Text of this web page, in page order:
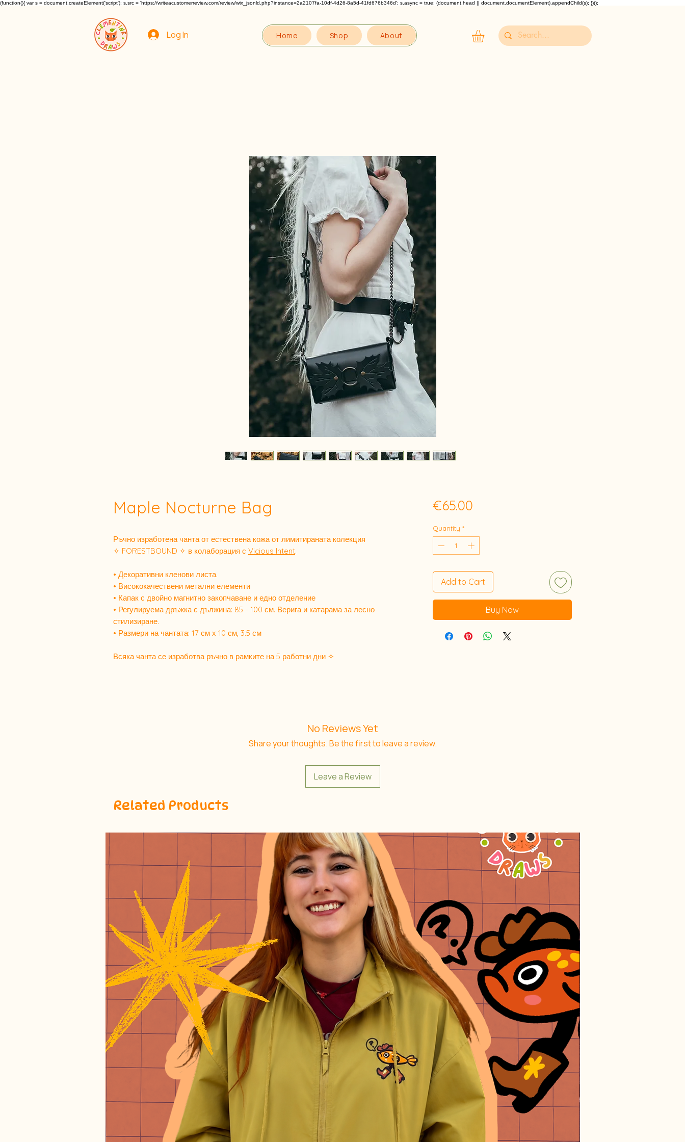
(function(){ var s = document.createElement('script'); s.src = 'https://writeacustomerreview.com/review/wix_jsonld.php?instance=2a2107fa-10df-4d26-8a5d-41fd676b346d'; s.async = true; (document.head || document.documentElement).appendChild(s); })();
Log In Home Shop About
Maple Nocturne Bag
Ръчно изработена чанта от естествена кожа от лимитираната колекция
✧ FORESTBOUND ✧ в колаборация с Vicious Intent.
• Декоративни кленови листа.
• Висококачествени метални елементи
• Капак с двойно магнитно закопчаване и едно отделение
• Регулируема дръжка с дължина: 85 - 100 см. Верига и катарама за лесно
стилизиране.
• Размери на чантата: 17 см х 10 см, 3.5 см
Всяка чанта се изработва ръчно в рамките на 5 работни дни ✧
€65.00Price
Quantity *
Add to Cart
Buy Now
No Reviews Yet
Share your thoughts. Be the first to leave a review.
Leave a Review
Related Products